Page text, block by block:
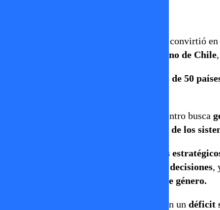
se convirtió
Gobierno de Chile
más de 50
El gobierno chileno enfatizó que el encuentro busca
enfrentar las dificultades de los
temas
diálogo social para la toma de decisiones,
inclusión e igualdad de género.
Las cifras globales presentadas evidencian un déficit